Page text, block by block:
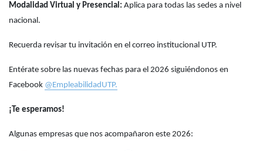
Modalidad Virtual y Presencial: Aplica para todas las sedes a nivel
nacional.
Recuerda revisar tu invitación en el correo institucional UTP.
Entérate sobre las nuevas fechas para el 2026 siguiéndonos en
Facebook @EmpleabilidadUTP.
¡Te esperamos!
Algunas empresas que nos acompañaron este 2026: